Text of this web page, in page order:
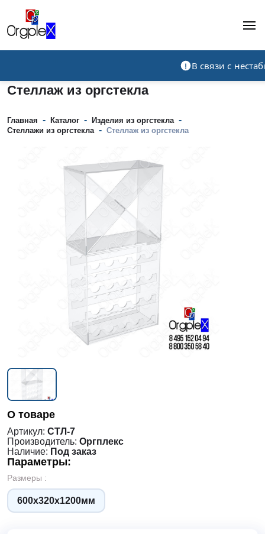
В связи с
Стеллаж из оргстекла
Главная - Каталог - Изделия из оргстекла -
Стеллажи из оргстекла - Стеллаж из оргстекла
О товаре
Артикул: СТЛ-7
Производитель: Оргплекс
Наличие: Под заказ
Параметры:
Размеры :
600х320х1200мм